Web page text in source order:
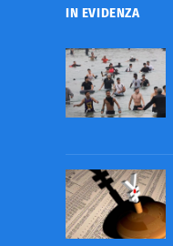
IN EVIDENZA